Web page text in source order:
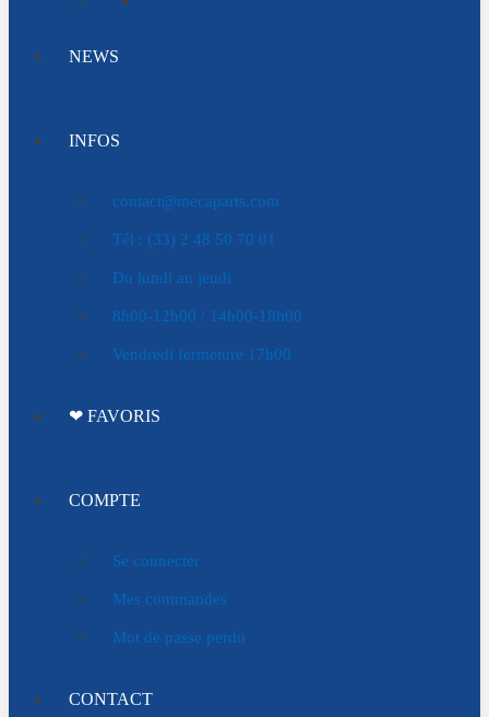
NEWS
INFOS
contact@mecaparts.com
Tél : (33) 2 48 50 70 01
Du lundi au jeudi
8h00-12h00 / 14h00-18h00
Vendredi fermeture 17h00
❤ FAVORIS
COMPTE
Se connecter
Mes commandes
Mot de passe perdu
CONTACT